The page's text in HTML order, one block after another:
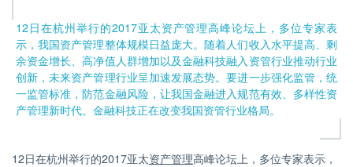
12日在杭州举行的2017亚太资产管理高峰论坛上，多位专家表
示，我国资产管理整体规模日益庞大。随着人们收入水平提高、剩
余资金增长、高净值人群增加以及金融科技融入资管行业推动行业
创新，未来资产管理行业呈加速发展态势。要进一步强化监管，统
一监管标准，防范金融风险，让我国金融进入规范有效、多样性资
产管理新时代。金融科技正在改变我国资管行业格局。
12日在杭州举行的2017亚太资产管理高峰论坛上，多位专家表示，